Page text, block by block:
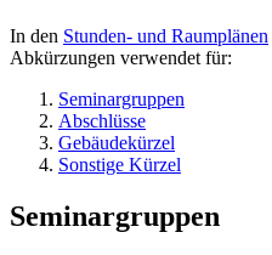
In den Stunden- und Raumplänen
Abkürzungen verwendet für:
Seminargruppen
Abschlüsse
Gebäudekürzel
Sonstige Kürzel
Seminargruppen